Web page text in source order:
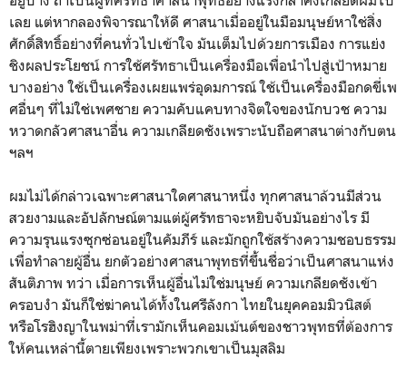
เลย แต่หากลองพิจารณาให้ดี ศาสนาเมื่ออยู่ในมือมนุษย์หาใช่สิ่ง
ศักดิ์สิทธิ์อย่างที่คนทั่วไปเข้าใจ มันเต็มไปด้วยการเมือง การแย่ง
ชิงผลประโยชน์ การใช้ศรัทธาเป็นเครื่องมือเพื่อนำไปสู่เป้าหมาย
บางอย่าง ใช้เป็นเครื่องเผยแพร่อุดมการณ์ ใช้เป็นเครื่องมือกดขี่เพ
ศอื่นๆ ที่ไม่ใช่เพศชาย ความคับแคบทางจิตใจของนักบวช ความ
หวาดกลัวศาสนาอื่น ความเกลียดชังเพราะนับถือศาสนาต่างกับตน
ฯลฯ
ผมไม่ได้กล่าวเฉพาะศาสนาใดศาสนาหนึ่ง ทุกศาสนาล้วนมีส่วน
สวยงามและอัปลักษณ์ตามแต่ผู้ศรัทธาจะหยิบจับมันอย่างไร มี
ความรุนแรงซุกซ่อนอยู่ในคัมภีร์ และมักถูกใช้สร้างความชอบธรรม
เพื่อทำลายผู้อื่น ยกตัวอย่างศาสนาพุทธที่ขึ้นชื่อว่าเป็นศาสนาแห่ง
สันติภาพ ทว่า เมื่อการเห็นผู้อื่นไม่ใช่มนุษย์ ความเกลียดชังเข้า
ครอบงำ มันก็ใช่ฆ่าคนได้ทั้งในศรีลังกา ไทยในยุคคอมมิวนิสต์
หรือโรฮิงญาในพม่าที่เรามักเห็นคอมเม้นต์ของชาวพุทธที่ต้องการ
ให้คนเหล่านี้ตายเพียงเพราะพวกเขาเป็นมุสลิม